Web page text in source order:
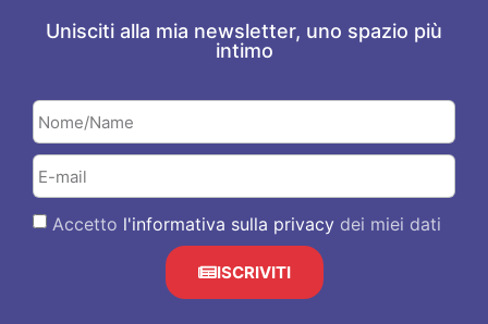
Unisciti alla mia newsletter, uno spazio più
intimo
Accetto l'informativa sulla privacy dei miei dati
ISCRIVITI